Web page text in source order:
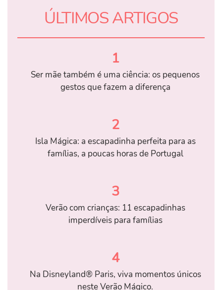
ÚLTIMOS ARTIGOS
1
Ser mãe também é uma ciência: os pequenos
gestos que fazem a diferença
2
Isla Mágica: a escapadinha perfeita para as
famílias, a poucas horas de Portugal
3
Verão com crianças: 11 escapadinhas
imperdíveis para famílias
4
Na Disneyland® Paris, viva momentos únicos
neste Verão Mágico.